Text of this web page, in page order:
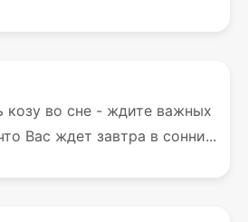
козу во сне - ждите важных
Вас ждет завтра в сонни...